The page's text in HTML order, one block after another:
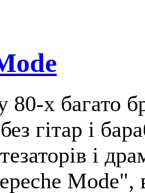
80-х багато
гітар і
і
Mode",